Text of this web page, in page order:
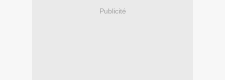
Publicité